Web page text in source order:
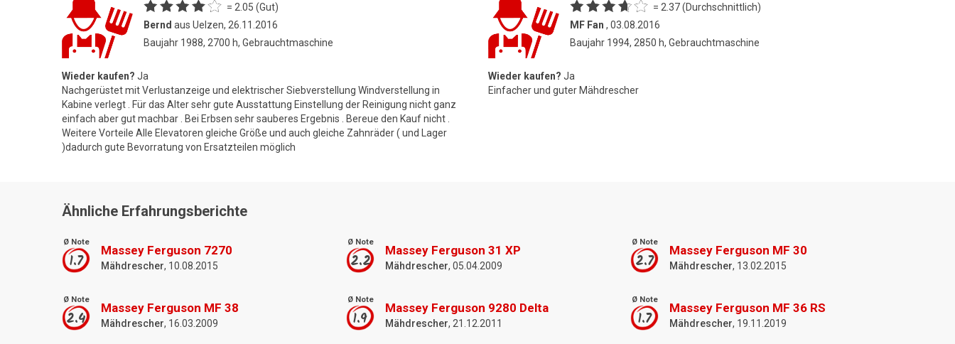
= 2.05 (Gut)
Bernd aus Uelzen, 26.11.2016
Baujahr 1988, 2700 h, Gebrauchtmaschine
Wieder kaufen? Ja
Nachgerüstet mit Verlustanzeige und elektrischer Siebverstellung Windverstellung in
Kabine verlegt . Für das Alter sehr gute Ausstattung Einstellung der Reinigung nicht ganz
einfach aber gut machbar . Bei Erbsen sehr sauberes Ergebnis . Bereue den Kauf nicht .
Weitere Vorteile Alle Elevatoren gleiche Größe und auch gleiche Zahnräder ( und Lager
)dadurch gute Bevorratung von Ersatzteilen möglich
= 2.37 (Durchschnittlich)
MF Fan , 03.08.2016
Baujahr 1994, 2850 h, Gebrauchtmaschine
Wieder kaufen? Ja
Einfacher und guter Mähdrescher
Ähnliche Erfahrungsberichte
Ø Note
1.7
Massey Ferguson 7270
Mähdrescher, 10.08.2015
Ø Note
2.2
Massey Ferguson 31 XP
Mähdrescher, 05.04.2009
Ø Note
2.7
Massey Ferguson MF 30
Mähdrescher, 13.02.2015
Ø Note
2.4
Massey Ferguson MF 38
Mähdrescher, 16.03.2009
Ø Note
1.9
Massey Ferguson 9280 Delta
Mähdrescher, 21.12.2011
Ø Note
1.7
Massey Ferguson MF 36 RS
Mähdrescher, 19.11.2019